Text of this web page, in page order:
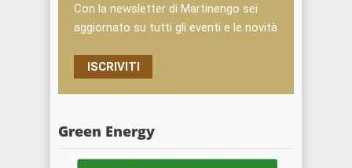
Con la newsletter di Martinengo sei
aggiornato su tutti gli eventi e le novità
ISCRIVITI
Green Energy